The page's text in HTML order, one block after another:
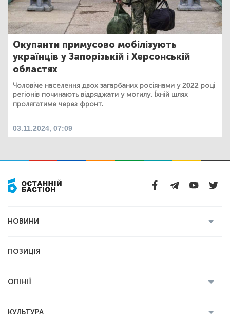
Окупанти примусово мобілізують
українців у Запорізькій і Херсонській
областях
Чоловіче населення двох загарбаних росіянами у 2022 році
регіонів починають відряджати у могилу. Їхній шлях
пролягатиме через фронт.
03.11.2024, 07:09
НОВИНИ
Економіка
ПОЗИЦІЯ
ОПІНІЇ
КУЛЬТУРА